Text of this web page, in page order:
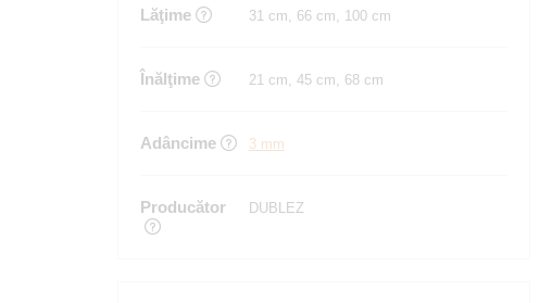
Lăţime 31 cm, 66 cm, 100 cm
Înălţime 21 cm, 45 cm, 68 cm
Adâncime 3 mm
Producător DUBLEZ